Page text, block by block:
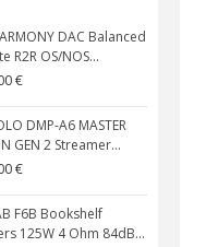
DAC Balanced
R2R OS/NOS...
€
DMP-A6 MASTER
GEN 2 Streamer...
€
F6B Bookshelf
125W 4 Ohm 84dB...